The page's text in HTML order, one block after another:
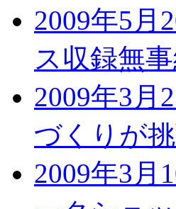
2009年5月
ス収録無
2009年3月
づくりが
2009年3月